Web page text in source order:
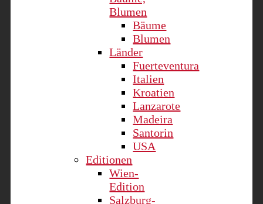
Blumen
Bäume
Blumen
Länder
Fuerteventura
Italien
Kroatien
Lanzarote
Madeira
Santorin
USA
Editionen
Wien-
Edition
Salzburg-